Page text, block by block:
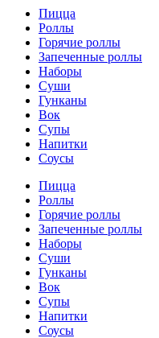
Пицца
Роллы
Горячие роллы
Запеченные роллы
Наборы
Суши
Гунканы
Вок
Супы
Напитки
Соусы
Пицца
Роллы
Горячие роллы
Запеченные роллы
Наборы
Суши
Гунканы
Вок
Супы
Напитки
Соусы